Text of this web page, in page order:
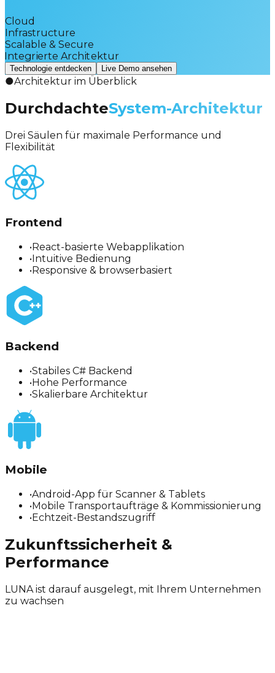
Cloud
Infrastructure
Scalable & Secure
Architektur
Technologie entdecken Live Demo ansehen
●Architektur im Überblick
DurchdachteSystem-Architektur
Drei Säulen für maximale Performance und
Flexibilität
Frontend
•React-basierte Webapplikation
•Intuitive Bedienung
•Responsive & browserbasiert
Backend
•Stabiles C# Backend
•Hohe Performance
•Skalierbare Architektur
Mobile
•Android-App für Scanner & Tablets
•Mobile Transportaufträge & Kommissionierung
•Echtzeit-Bestandszugriff
Zukunftssicherheit &
Performance
LUNA ist darauf ausgelegt, mit Ihrem Unternehmen
zu wachsen